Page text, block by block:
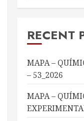
RECENT
MAPA –
– 53_2026
MAPA –